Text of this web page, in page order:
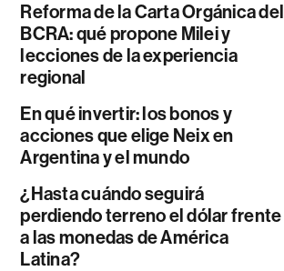
Reforma de la Carta Orgánica del
BCRA: qué propone Milei y
lecciones de la experiencia
regional
En qué invertir: los bonos y
acciones que elige Neix en
Argentina y el mundo
¿Hasta cuándo seguirá
perdiendo terreno el dólar frente
a las monedas de América
Latina?